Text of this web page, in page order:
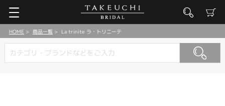
HOME 商品一覧 La trinite ラ・トリニーテ